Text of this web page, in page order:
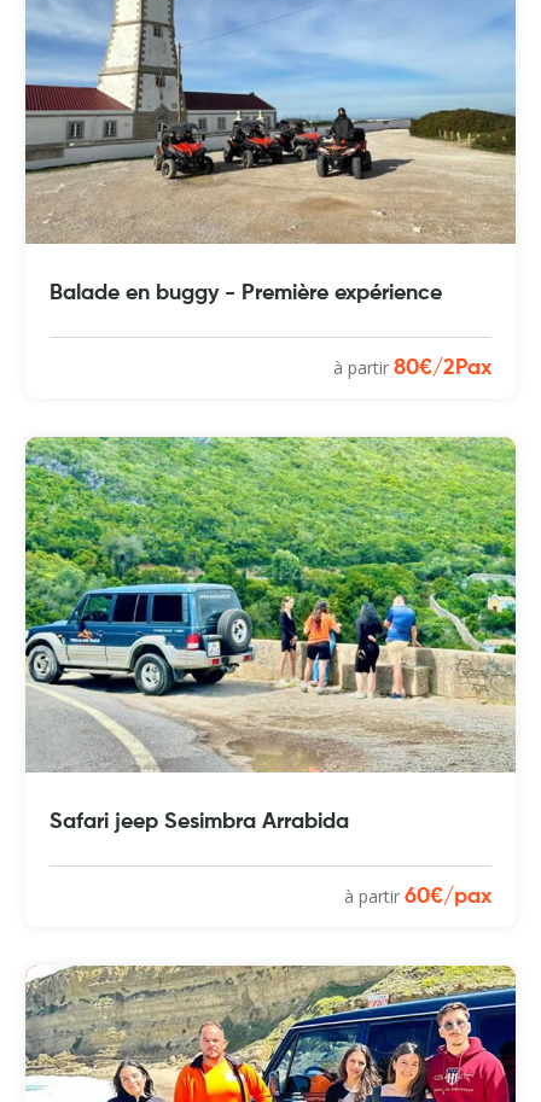
Balade en buggy - Première expérience
à partir 80€/2Pax
Safari jeep Sesimbra Arrabida
à partir 60€/pax